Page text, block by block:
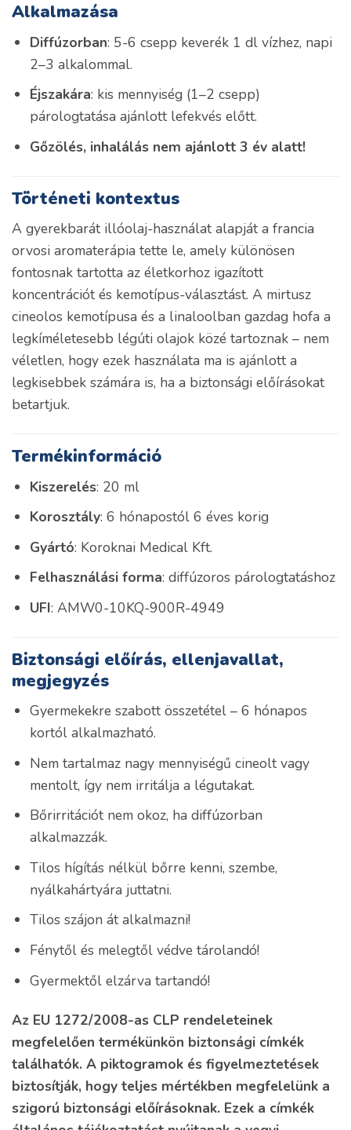
Alkalmazása
Diffúzorban: 5-6 csepp keverék 1 dl vízhez, napi
2–3 alkalommal.
Éjszakára: kis mennyiség (1–2 csepp)
párologtatása ajánlott lefekvés előtt.
Gőzölés, inhalálás nem ajánlott 3 év alatt!
Történeti kontextus
A gyerekbarát illóolaj-használat alapját a francia
orvosi aromaterápia tette le, amely különösen
fontosnak tartotta az életkorhoz igazított
koncentrációt és kemotípus-választást. A mirtusz
cineolos kemotípusa és a linaloolban gazdag hofa a
legkíméletesebb légúti olajok közé tartoznak – nem
véletlen, hogy ezek használata ma is ajánlott a
legkisebbek számára is, ha a biztonsági előírásokat
betartjuk.
Termékinformáció
Kiszerelés: 20 ml
Korosztály: 6 hónapostól 6 éves korig
Gyártó: Koroknai Medical Kft.
Felhasználási forma: diffúzoros párologtatáshoz
UFI: AMW0-10KQ-900R-4949
Biztonsági előírás, ellenjavallat,
megjegyzés
Gyermekekre szabott összetétel – 6 hónapos
kortól alkalmazható.
Nem tartalmaz nagy mennyiségű cineolt vagy
mentolt, így nem irritálja a légutakat.
Bőrirritációt nem okoz, ha diffúzorban
alkalmazzák.
Tilos hígítás nélkül bőrre kenni, szembe,
nyálkahártyára juttatni.
Tilos szájon át alkalmazni!
Fénytől és melegtől védve tárolandó!
Gyermektől elzárva tartandó!
Az EU 1272/2008-as CLP rendeleteinek
megfelelően termékünkön biztonsági címkék
találhatók. A piktogramok és figyelmeztetések
biztosítják, hogy teljes mértékben megfelelünk a
szigorú biztonsági előírásoknak. Ezek a címkék